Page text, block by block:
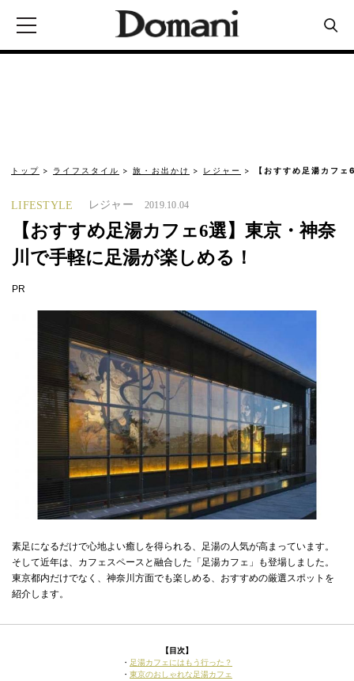
トップ ライフスタイル 旅・お出かけ レジャー 【おすすめ足湯カフ
LIFESTYLE レジャー 2019.10.04
【おすすめ足湯カフェ6選】東京・神奈
川で手軽に足湯が楽しめる！
PR
素足になるだけで心地よい癒しを得られる、足湯の人気が高まっています。
そして近年は、カフェスペースと融合した「足湯カフェ」も登場しました。
東京都内だけでなく、神奈川方面でも楽しめる、おすすめの厳選スポットを
紹介します。
【目次】
・ 足湯カフェにはもう行った？
・ 東京のおしゃれな足湯カフェ